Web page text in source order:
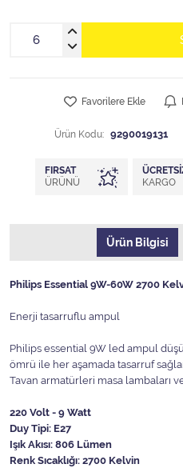
Favorilere Ekle
Ürün Kodu: 9290019131
FIRSAT
ÜRÜNÜ
KARGO
Ürün Bilgisi
Philips Essential 9W-60W 2700
Enerji tasarruflu ampul
Philips essential 9W led ampul
ömrü ile her aşamada tasarruf
Tavan armatürleri masa lambaları
220 Volt - 9 Watt
Duy Tipi: E27
Işık Akısı: 806 Lümen
Renk Sıcaklığı: 2700 Kelvin